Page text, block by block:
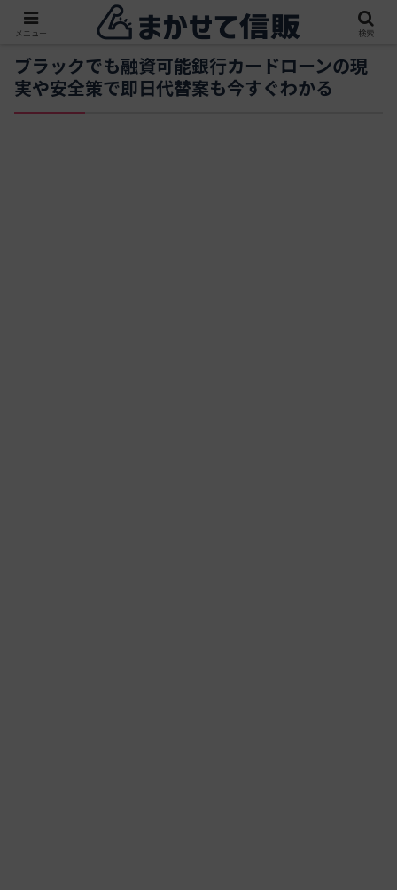
ブラックでも融資可能銀行カードローンの現
実や安全策で即日代替案も今すぐわかる
メニュー 検索